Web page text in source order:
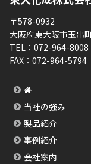
〒578-0932
大阪府東大阪市玉串
TEL： 072-964-8008
FAX： 072-964-5794
当社の強み
製品紹介
事例紹介
会社案内